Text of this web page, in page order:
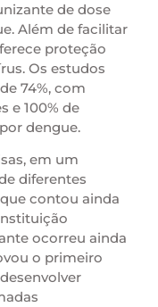
de dose
Além de facilitar
proteção
Os estudos
74%, com
e 100% de
dengue.
em um
diferentes
contou ainda
ocorreu ainda
o primeiro